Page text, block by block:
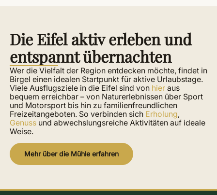
Die Eifel aktiv erleben und
entspannt übernachten
Wer die Vielfalt der Region entdecken möchte, findet in
Birgel einen idealen Startpunkt für aktive Urlaubstage.
Viele Ausflugsziele in die Eifel sind von hier aus
bequem erreichbar – von Naturerlebnissen über Sport
und Motorsport bis hin zu familienfreundlichen
Freizeitangeboten. So verbinden sich Erholung,
Genuss und abwechslungsreiche Aktivitäten auf ideale
Weise.
Mehr über die Mühle erfahren